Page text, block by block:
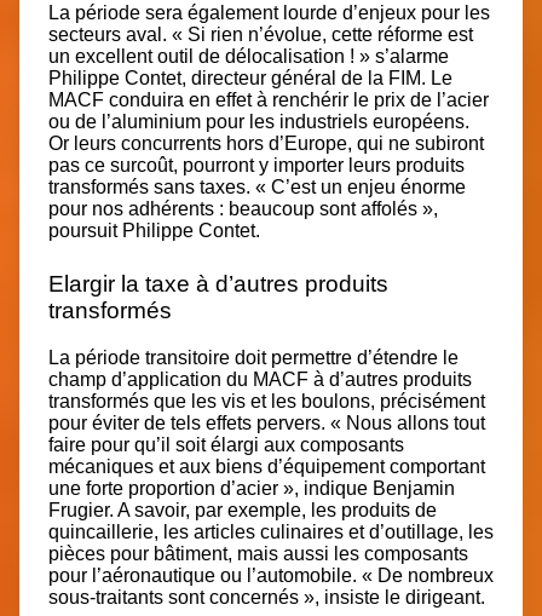
La période sera également lourde d’enjeux pour les
secteurs aval. « Si rien n’évolue, cette réforme est
un excellent outil de délocalisation ! » s’alarme
Philippe Contet, directeur général de la FIM. Le
MACF conduira en effet à renchérir le prix de l’acier
ou de l’aluminium pour les industriels européens.
Or leurs concurrents hors d’Europe, qui ne subiront
pas ce surcoût, pourront y importer leurs produits
transformés sans taxes. « C’est un enjeu énorme
pour nos adhérents : beaucoup sont affolés »,
poursuit Philippe Contet.
Elargir la taxe à d’autres produits
transformés
La période transitoire doit permettre d’étendre le
champ d’application du MACF à d’autres produits
transformés que les vis et les boulons, précisément
pour éviter de tels effets pervers. « Nous allons tout
faire pour qu’il soit élargi aux composants
mécaniques et aux biens d’équipement comportant
une forte proportion d’acier », indique Benjamin
Frugier. A savoir, par exemple, les produits de
quincaillerie, les articles culinaires et d’outillage, les
pièces pour bâtiment, mais aussi les composants
pour l’aéronautique ou l’automobile. « De nombreux
sous-traitants sont concernés », insiste le dirigeant.